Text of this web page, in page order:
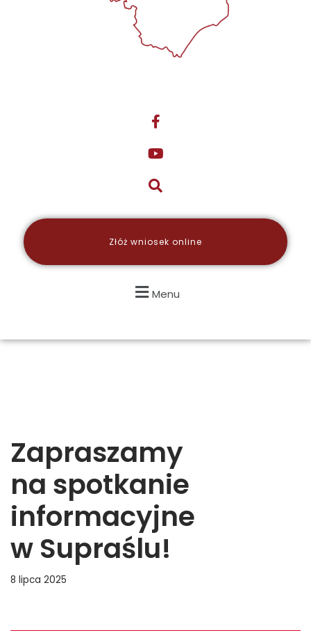
Złóż wniosek online
Menu
Zapraszamy
na spotkanie
informacyjne
w Supraślu!
8 lipca 2025